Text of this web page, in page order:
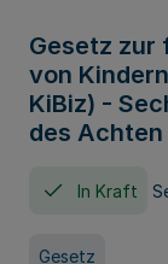
Gesetz zur
von
KiBiz) -
des
In Kraft
Gesetz